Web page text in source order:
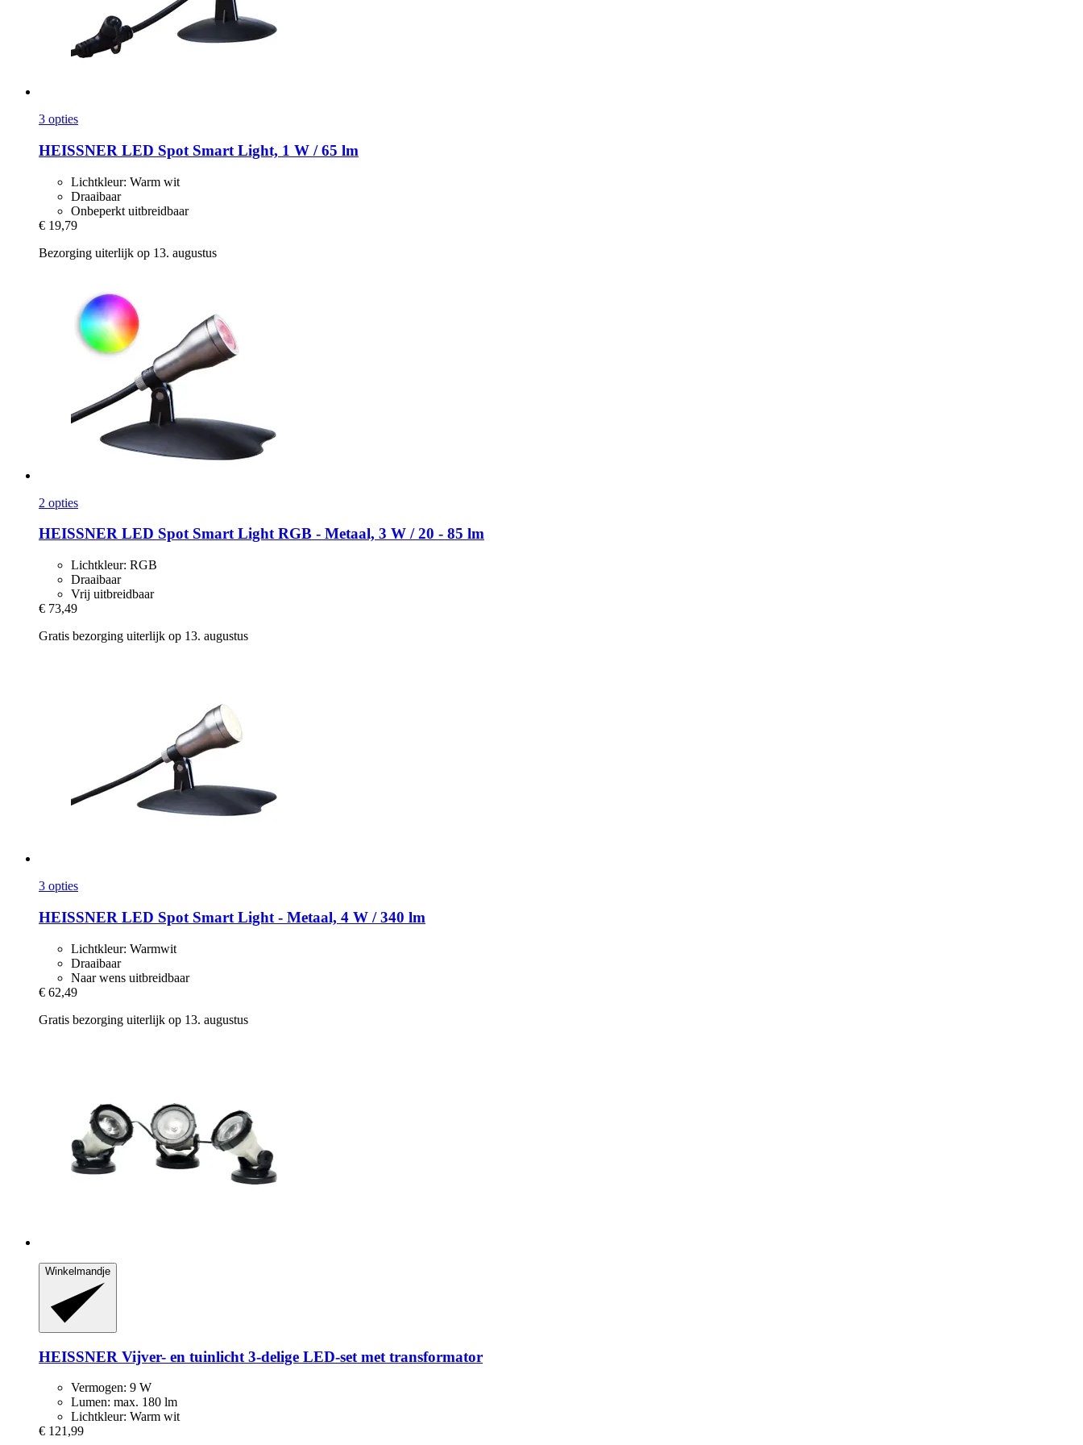
3 opties
HEISSNER LED Spot Smart Light, 1 W / 65 lm
Lichtkleur: Warm wit
Draaibaar
Onbeperkt uitbreidbaar
€ 19,79
Bezorging uiterlijk op 13. augustus
2 opties
HEISSNER LED Spot Smart Light RGB -​ Metaal, 3 W / 20 -​ 85 lm
Lichtkleur: RGB
Draaibaar
Vrij uitbreidbaar
€ 73,49
Gratis bezorging uiterlijk op 13. augustus
3 opties
HEISSNER LED Spot Smart Light -​ Metaal, 4 W / 340 lm
Lichtkleur: Warmwit
Draaibaar
Naar wens uitbreidbaar
€ 62,49
Gratis bezorging uiterlijk op 13. augustus
Winkelmandje
HEISSNER Vijver-​ en tuinlicht 3-​delige LED-​set met transformator
Vermogen: 9 W
Lumen: max. 180 lm
Lichtkleur: Warm wit
€ 121,99